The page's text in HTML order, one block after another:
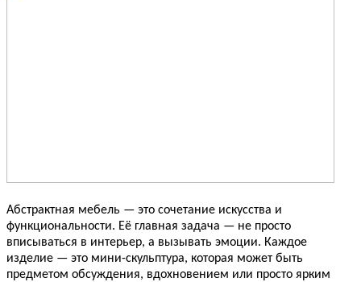
Абстрактная мебель — это сочетание искусства и
функциональности. Её главная задача — не просто
вписываться в интерьер, а вызывать эмоции. Каждое
изделие — это мини-скульптура, которая может быть
предметом обсуждения, вдохновением или просто ярким